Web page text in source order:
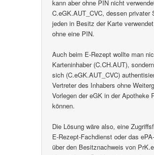
kann aber ohne PIN nicht
C.eGK.AUT_CVC, dessen privater
jeden in Besitz der Karte
ohne eine PIN.
Auch beim E-Rezept wollte man
Karteninhaber (C.CH.AUT),
sich (C.eGK.AUT_CVC)
Vertreter des Inhabers ohne
Vorlegen der eGK in der Apotheke
können.
Die Lösung wäre also, eine
E-Rezept-Fachdienst oder das
über den Besitznachweis von